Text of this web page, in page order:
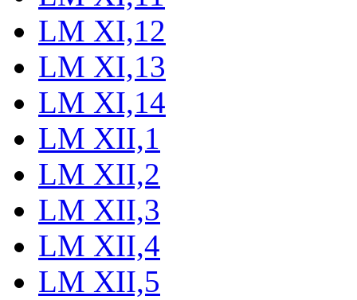
LM XI,12
LM XI,13
LM XI,14
LM XII,1
LM XII,2
LM XII,3
LM XII,4
LM XII,5